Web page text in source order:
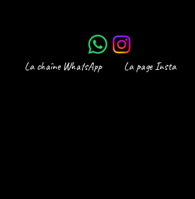
La chaîne WhatsApp La page Insta